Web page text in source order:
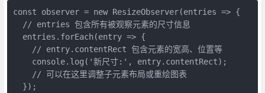
const observer = new ResizeObserver(entries => {
// entries 包含所有被观察元素的尺寸信息
entries.forEach(entry => {
// entry.contentRect 包含元素的宽高、位置等
console.log('新尺寸:', entry.contentRect);
// 可以在这里调整子元素布局或重绘图表
});